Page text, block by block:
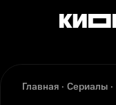
Главная Сериалы